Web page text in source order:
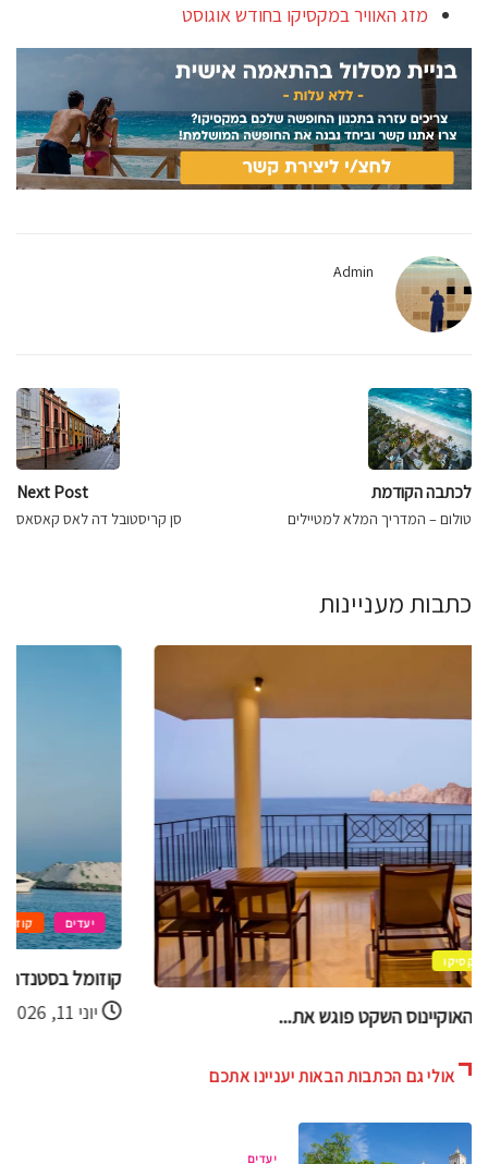
מזג האוויר במקסיקו בחודש אוגוסט
Admin
לכתבה הקודמת
טולום – המדריך המלא למטיילים
Next Post
סן קריסטובל דה לאס קאסאס
כתבות מעניינות
יעדים קוזומל
קוזומל בסטנדרט זהב – חוויות VIP מעל...
יוני 11, 2026
אולי גם הכתבות הבאות יעניינו אתכם
יעדים